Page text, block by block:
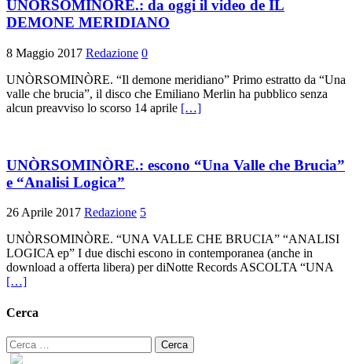
UNÒRSOMINÒRE.: da oggi il video de IL
DEMONE MERIDIANO
8 Maggio 2017 Redazione 0
UNÒRSOMINÒRE. “Il demone meridiano” Primo estratto da “Una
valle che brucia”, il disco che Emiliano Merlin ha pubblico senza
alcun preavviso lo scorso 14 aprile […]
UNÒRSOMINÒRE.: escono “Una Valle che Brucia”
e “Analisi Logica”
26 Aprile 2017 Redazione 5
UNÒRSOMINÒRE. “UNA VALLE CHE BRUCIA” “ANALISI
LOGICA ep” I due dischi escono in contemporanea (anche in
download a offerta libera) per diNotte Records ASCOLTA “UNA
[…]
Cerca
Ricerca
per: